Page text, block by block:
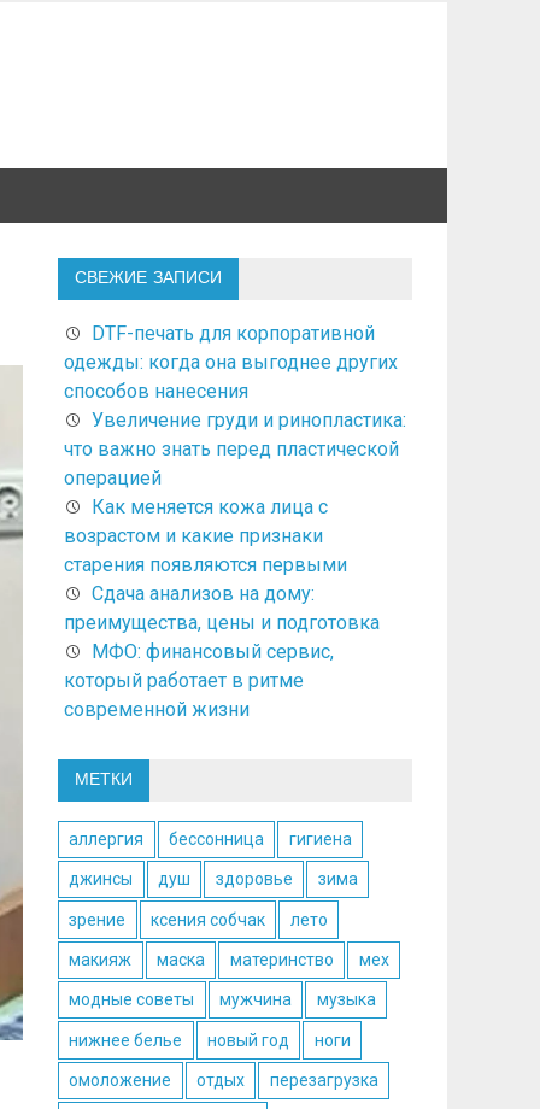
СВЕЖИЕ ЗАПИСИ
DTF-печать для корпоративной
одежды: когда она выгоднее других
способов нанесения
Увеличение груди и ринопластика:
что важно знать перед пластической
операцией
Как меняется кожа лица с
возрастом и какие признаки
старения появляются первыми
Сдача анализов на дому:
преимущества, цены и подготовка
МФО: финансовый сервис,
который работает в ритме
современной жизни
МЕТКИ
аллергия бессонница гигиена
джинсы душ здоровье зима
зрение ксения собчак лето
макияж маска материнство мех
модные советы мужчина музыка
нижнее белье новый год ноги
омоложение отдых перезагрузка